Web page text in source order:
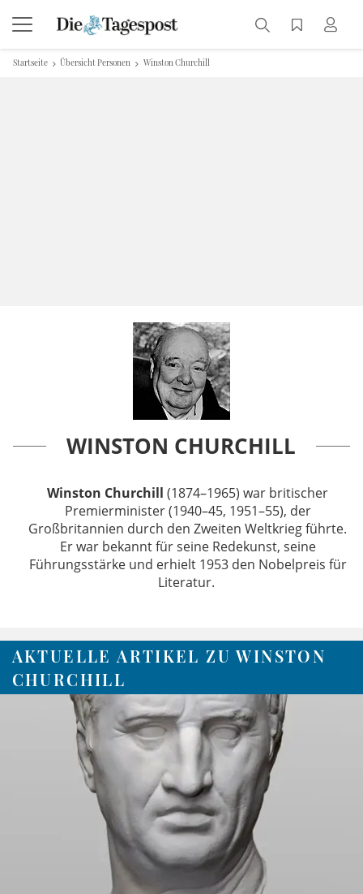
Startseite Übersicht Personen Winston Churchill
WINSTON CHURCHILL
Winston Churchill (1874–1965) war britischer
Premierminister (1940–45, 1951–55), der
Großbritannien durch den Zweiten Weltkrieg führte.
Er war bekannt für seine Redekunst, seine
Führungsstärke und erhielt 1953 den Nobelpreis für
Literatur. ​
AKTUELLE ARTIKEL ZU WINSTON
CHURCHILL